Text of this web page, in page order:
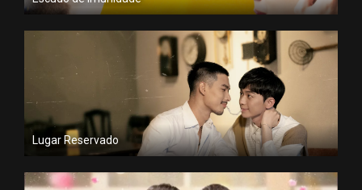
Lugar Reservado